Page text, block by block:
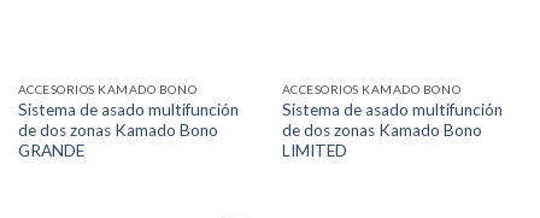
ACCESORIOS KAMADO BONO
Sistema de asado multifunción
de dos zonas Kamado Bono
GRANDE
ACCESORIOS KAMADO BONO
Sistema de asado multifunción
de dos zonas Kamado Bono
LIMITED